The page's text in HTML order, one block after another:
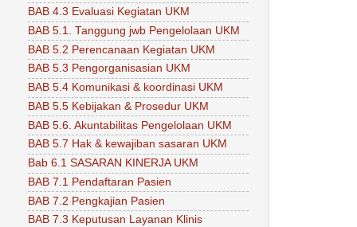
BAB 4.3 Evaluasi Kegiatan UKM
BAB 5.1. Tanggung jwb Pengelolaan UKM
BAB 5.2 Perencanaan Kegiatan UKM
BAB 5.3 Pengorganisasian UKM
BAB 5.4 Komunikasi & koordinasi UKM
BAB 5.5 Kebijakan & Prosedur UKM
BAB 5.6. Akuntabilitas Pengelolaan UKM
BAB 5.7 Hak & kewajiban sasaran UKM
Bab 6.1 SASARAN KINERJA UKM
BAB 7.1 Pendaftaran Pasien
BAB 7.2 Pengkajian Pasien
BAB 7.3 Keputusan Layanan Klinis